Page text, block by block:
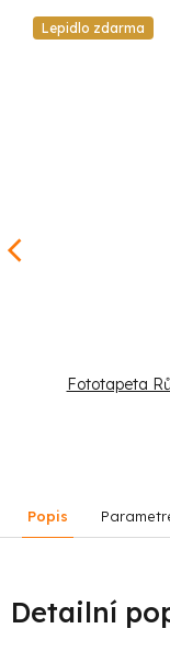
Lepidlo zdarma
Fototapeta
Popis
Detailní